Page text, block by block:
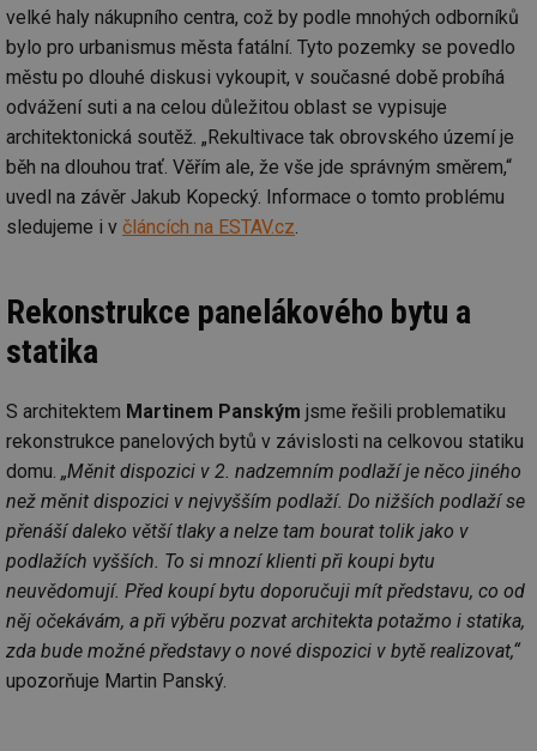
velké haly nákupního centra, což by podle mnohých odborníků
bylo pro urbanismus města fatální. Tyto pozemky se povedlo
městu po dlouhé diskusi vykoupit, v současné době probíhá
odvážení suti a na celou důležitou oblast se vypisuje
architektonická soutěž. „Rekultivace tak obrovského území je
běh na dlouhou trať. Věřím ale, že vše jde správným směrem,“
uvedl na závěr Jakub Kopecký. Informace o tomto problému
sledujeme i v článcích na ESTAV.cz.
Rekonstrukce panelákového bytu a
statika
S architektem Martinem Panským jsme řešili problematiku
rekonstrukce panelových bytů v závislosti na celkovou statiku
domu. „Měnit dispozici v 2. nadzemním podlaží je něco jiného
než měnit dispozici v nejvyšším podlaží. Do nižších podlaží se
přenáší daleko větší tlaky a nelze tam bourat tolik jako v
podlažích vyšších. To si mnozí klienti při koupi bytu
neuvědomují. Před koupí bytu doporučuji mít představu, co od
něj očekávám, a při výběru pozvat architekta potažmo i statika,
zda bude možné představy o nové dispozici v bytě realizovat,“
upozorňuje Martin Panský.